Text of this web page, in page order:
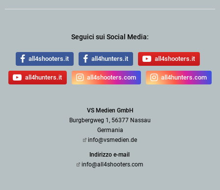
Seguici sui Social Media:
all4shooters.it all4hunters.it all4shooters.it
all4hunters.it all4shooters.com all4hunters.com
VS Medien GmbH
Burgbergweg 1, 56377 Nassau
Germania
info@vsmedien.de
Indirizzo e-mail
info@all4shooters.com